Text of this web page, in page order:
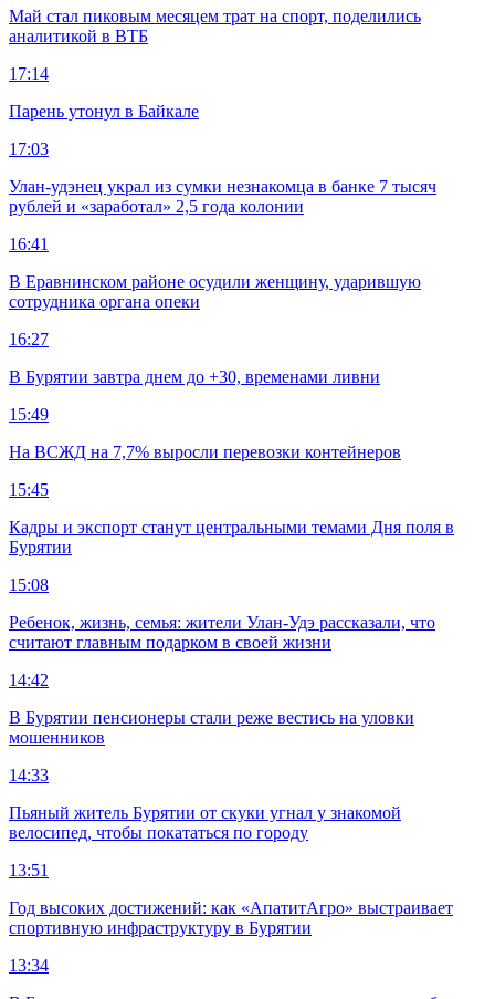
Май стал пиковым месяцем трат на спорт, поделились
аналитикой в ВТБ
17:14
Парень утонул в Байкале
17:03
Улан-удэнец украл из сумки незнакомца в банке 7 тысяч
рублей и «заработал» 2,5 года колонии
16:41
В Еравнинском районе осудили женщину, ударившую
сотрудника органа опеки
16:27
В Бурятии завтра днем до +30, временами ливни
15:49
На ВСЖД на 7,7% выросли перевозки контейнеров
15:45
Кадры и экспорт станут центральными темами Дня поля в
Бурятии
15:08
Ребенок, жизнь, семья: жители Улан-Удэ рассказали, что
считают главным подарком в своей жизни
14:42
В Бурятии пенсионеры стали реже вестись на уловки
мошенников
14:33
Пьяный житель Бурятии от скуки угнал у знакомой
велосипед, чтобы покататься по городу
13:51
Год высоких достижений: как «АпатитАгро» выстраивает
спортивную инфраструктуру в Бурятии
13:34